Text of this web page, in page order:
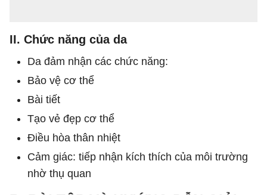
II. Chức năng của da
Da đảm nhận các chức năng:
Bảo vệ cơ thể
Bài tiết
Tạo vẻ đẹp cơ thể
Điều hòa thân nhiệt
Cảm giác: tiếp nhận kích thích của môi trường
nhờ thụ quan